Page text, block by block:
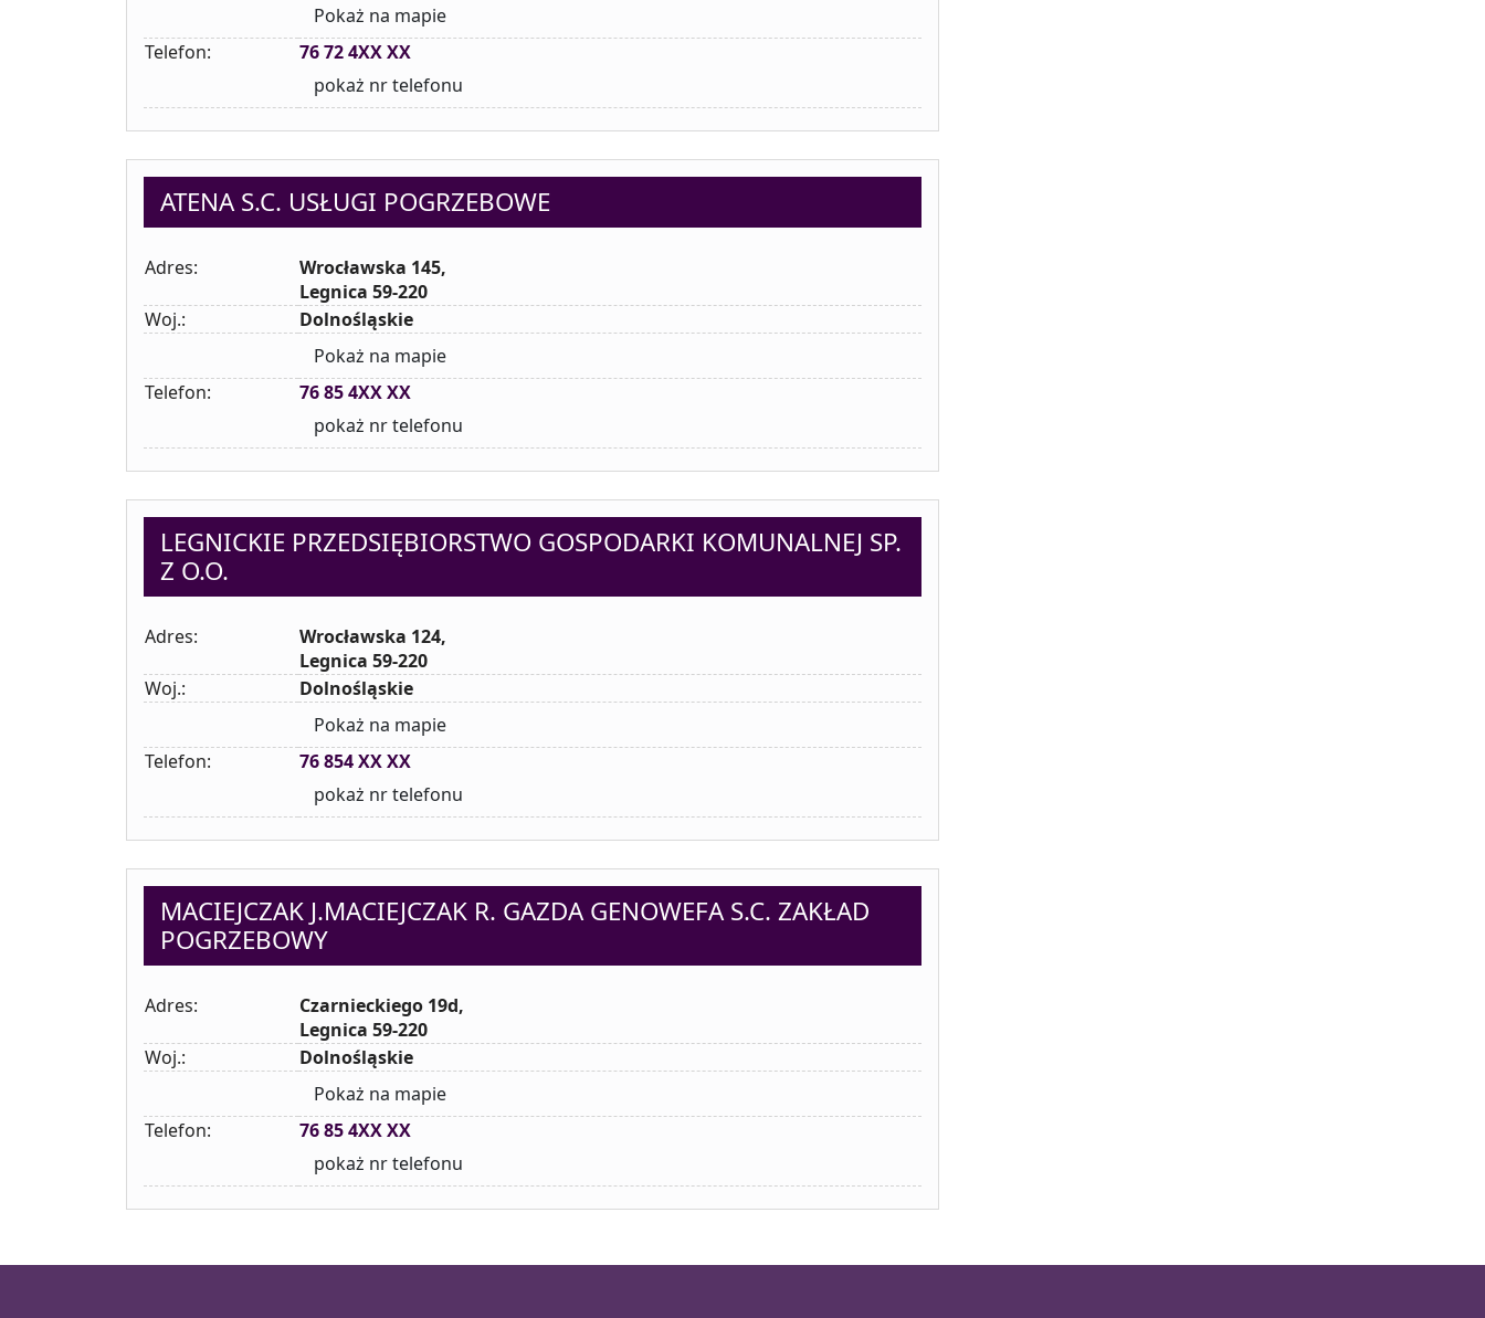
Pokaż na mapie
Telefon:
76 72 4XX XX
pokaż nr telefonu
ATENA S.C. USŁUGI POGRZEBOWE
Adres:
Wrocławska 145,
Legnica 59-220
Woj.:
Dolnośląskie
Pokaż na mapie
Telefon:
76 85 4XX XX
pokaż nr telefonu
LEGNICKIE PRZEDSIĘBIORSTWO GOSPODARKI KOMUNALNEJ SP.
Z O.O.
Adres:
Wrocławska 124,
Legnica 59-220
Woj.:
Dolnośląskie
Pokaż na mapie
Telefon:
76 854 XX XX
pokaż nr telefonu
MACIEJCZAK J.MACIEJCZAK R. GAZDA GENOWEFA S.C. ZAKŁAD
POGRZEBOWY
Adres:
Czarnieckiego 19d,
Legnica 59-220
Woj.:
Dolnośląskie
Pokaż na mapie
Telefon:
76 85 4XX XX
pokaż nr telefonu